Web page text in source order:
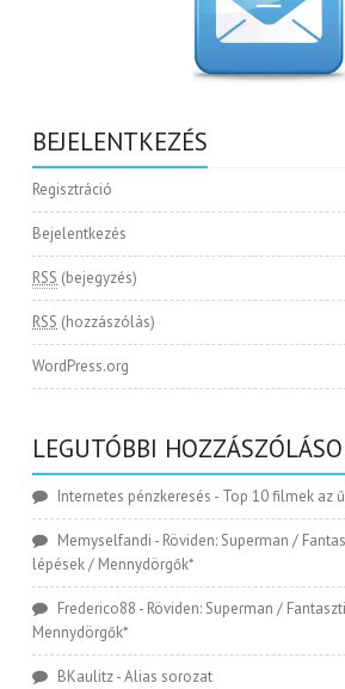
BEJELENTKEZÉS
Regisztráció
Bejelentkezés
RSS (bejegyzés)
RSS (hozzászólás)
WordPress.org
LEGUTÓBBI
Internetes pénzkeresés - Top 10 filmek az
Memyselfandi - Röviden: Superman /
lépések / Mennydörgők*
Frederico88 - Röviden: Superman /
Mennydörgők*
BKaulitz-Alias sorozat